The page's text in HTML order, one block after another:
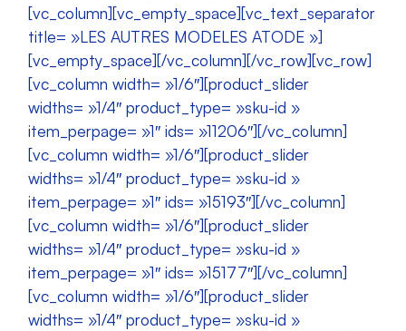
[vc_column][vc_empty_space][vc_text_separator
title= »LES AUTRES MODELES ATODE »]
[vc_empty_space][/vc_column][/vc_row][vc_row]
[vc_column width= »1/6″][product_slider
widths= »1/4″ product_type= »sku-id »
item_perpage= »1″ ids= »11206″][/vc_column]
[vc_column width= »1/6″][product_slider
widths= »1/4″ product_type= »sku-id »
item_perpage= »1″ ids= »15193″][/vc_column]
[vc_column width= »1/6″][product_slider
widths= »1/4″ product_type= »sku-id »
item_perpage= »1″ ids= »15177″][/vc_column]
[vc_column width= »1/6″][product_slider
widths= »1/4″ product_type= »sku-id »